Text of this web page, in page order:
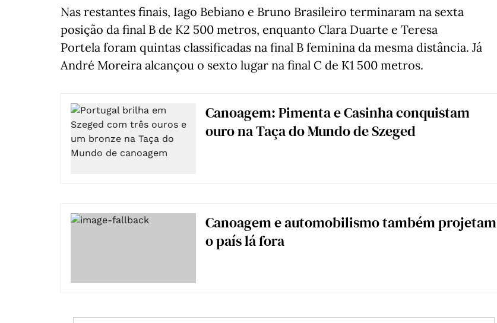
Nas restantes finais, Iago Bebiano e Bruno Brasileiro terminaram na sexta
posição da final B de K2 500 metros, enquanto Clara Duarte e Teresa
Portela foram quintas classificadas na final B feminina da mesma distância. Já
André Moreira alcançou o sexto lugar na final C de K1 500 metros.
Canoagem: Pimenta e Casinha conquistam
ouro na Taça do Mundo de Szeged
Canoagem e automobilismo também projetam
o país lá fora